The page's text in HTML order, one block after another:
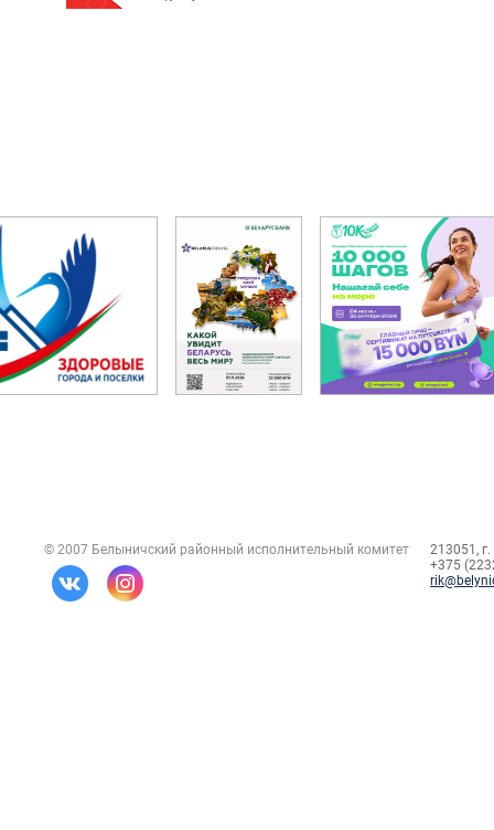
© 2007 Белыничский районный исполнительный комитет
213051,
+375